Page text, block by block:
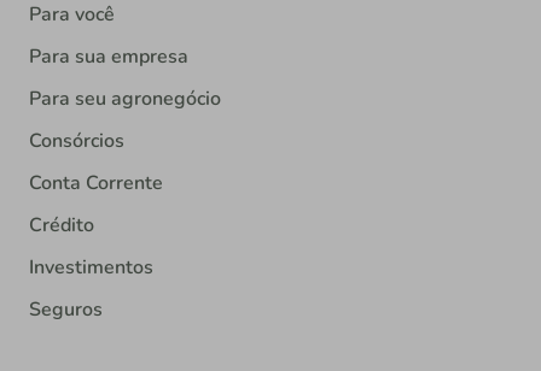
Para você
Para sua empresa
Para seu agronegócio
Consórcios
Conta Corrente
Crédito
Investimentos
Seguros